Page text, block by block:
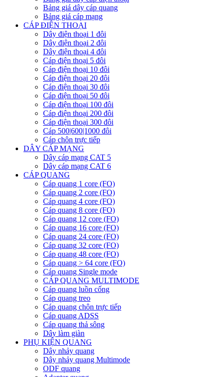
Bảng giá dây cáp quang
Bảng giá cáp mạng
CÁP ĐIỆN THOẠI
Dây điện thoại 1 đôi
Dây điện thoại 2 đôi
Dây điện thoại 4 đôi
Cáp điện thoại 5 đôi
Cáp điện thoại 10 đôi
Cáp điện thoại 20 đôi
Cáp điện thoại 30 đôi
Cáp điện thoại 50 đôi
Cáp điện thoại 100 đôi
Cáp điện thoại 200 đôi
Cáp điện thoại 300 đôi
Cáp 500|600|1000 đôi
Cáp chôn trực tiếp
DÂY CÁP MẠNG
Dây cáp mạng CAT 5
Dây cáp mạng CAT 6
CÁP QUANG
Cáp quang 1 core (FO)
Cáp quang 2 core (FO)
Cáp quang 4 core (FO)
Cáp quang 8 core (FO)
Cáp quang 12 core (FO)
Cáp quang 16 core (FO)
Cáp quang 24 core (FO)
Cáp quang 32 core (FO)
Cáp quang 48 core (FO)
Cáp quang > 64 core (FO)
Cáp quang Single mode
CÁP QUANG MULTIMODE
Cáp quang luồn cống
Cáp quang treo
Cáp quang chôn trực tiếp
Cáp quang ADSS
Cáp quang thả sông
Dây làm giàn
PHỤ KIỆN QUANG
Dây nhảy quang
Dây nhảy quang Multimode
ODF quang